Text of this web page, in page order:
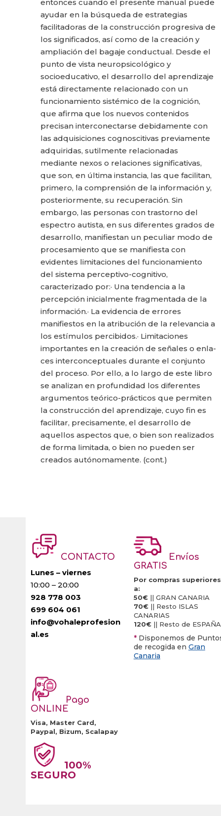
entonces cuando el presente manual puede
ayudar en la búsqueda de estrategias
facilitadoras de la construcción progresiva de
los significados, así como de la creación y
ampliación del bagaje conductual. Desde el
punto de vista neuropsicológico y
socioeducativo, el desarrollo del aprendizaje
está directamente relacionado con un
funcionamiento sistémico de la cognición,
que afirma que los nuevos contenidos
precisan interconectarse debidamente con
las adquisiciones cognoscitivas previamente
adquiridas, sutilmente relacionadas
mediante nexos o relaciones significativas,
que son, en última instancia, las que facilitan,
primero, la comprensión de la información y,
posteriormente, su recuperación. Sin
embargo, las personas con trastorno del
espectro autista, en sus diferentes grados de
desarrollo, manifiestan un peculiar modo de
procesamiento que se manifiesta con
evidentes limitaciones del funcionamiento
del sistema perceptivo-cognitivo,
caracterizado por:· Una tendencia a la
percepción inicialmente fragmentada de la
información.· La evidencia de errores
manifiestos en la atribución de la relevancia a
los estímulos percibidos.· Limitaciones
importantes en la creación de señales o en­la­
ces interconceptuales durante el conjunto
del proceso. Por ello, a lo largo de este libro
se analizan en profundidad los diferentes
argumentos teórico-prácticos que permiten
la construcción del aprendizaje, cuyo fin es
facilitar, precisamente, el desarrollo de
aquellos aspectos que, o bien son realizados
de forma limitada, o bien no pueden ser
creados autónomamente. (cont.)
CONTACTO
Lunes – viernes
10:00 – 20:00
928 778 003
699 604 061
info@vohaleprofesion
al.es
Envíos
GRATIS
Por compras superiores
a:
50€|| GRAN CANARIA
70€|| Resto ISLAS
CANARIAS
120€|| Resto de ESPAÑA
* Disponemos de
de recogida en Gran
Canaria
Pago
ONLINE
Visa, Master Card,
Paypal, Bizum, Scalapay
100%
SEGURO